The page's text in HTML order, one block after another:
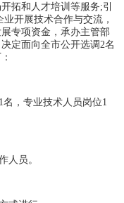
拓和人才培训等服务;引
开展技术合作与交流，
专项资金，承办主管部
定面向全市公开选调2名
，专业技术人员岗位1
人员。